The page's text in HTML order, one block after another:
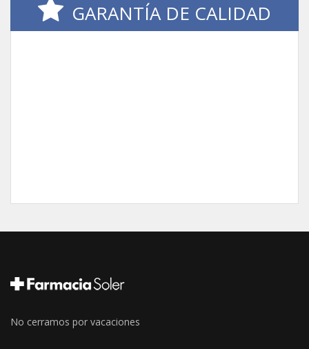
GARANTÍA DE CALIDAD
No cerramos por vacaciones